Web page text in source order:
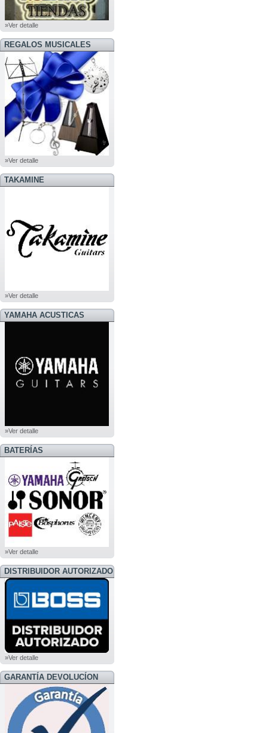
»Ver detalle
REGALOS MUSICALES
»Ver detalle
TAKAMINE
»Ver detalle
YAMAHA ACUSTICAS
»Ver detalle
BATERÍAS
»Ver detalle
DISTRIBUIDOR AUTORIZADO
BOSS
»Ver detalle
GARANTÍA DEVOLUCÍON